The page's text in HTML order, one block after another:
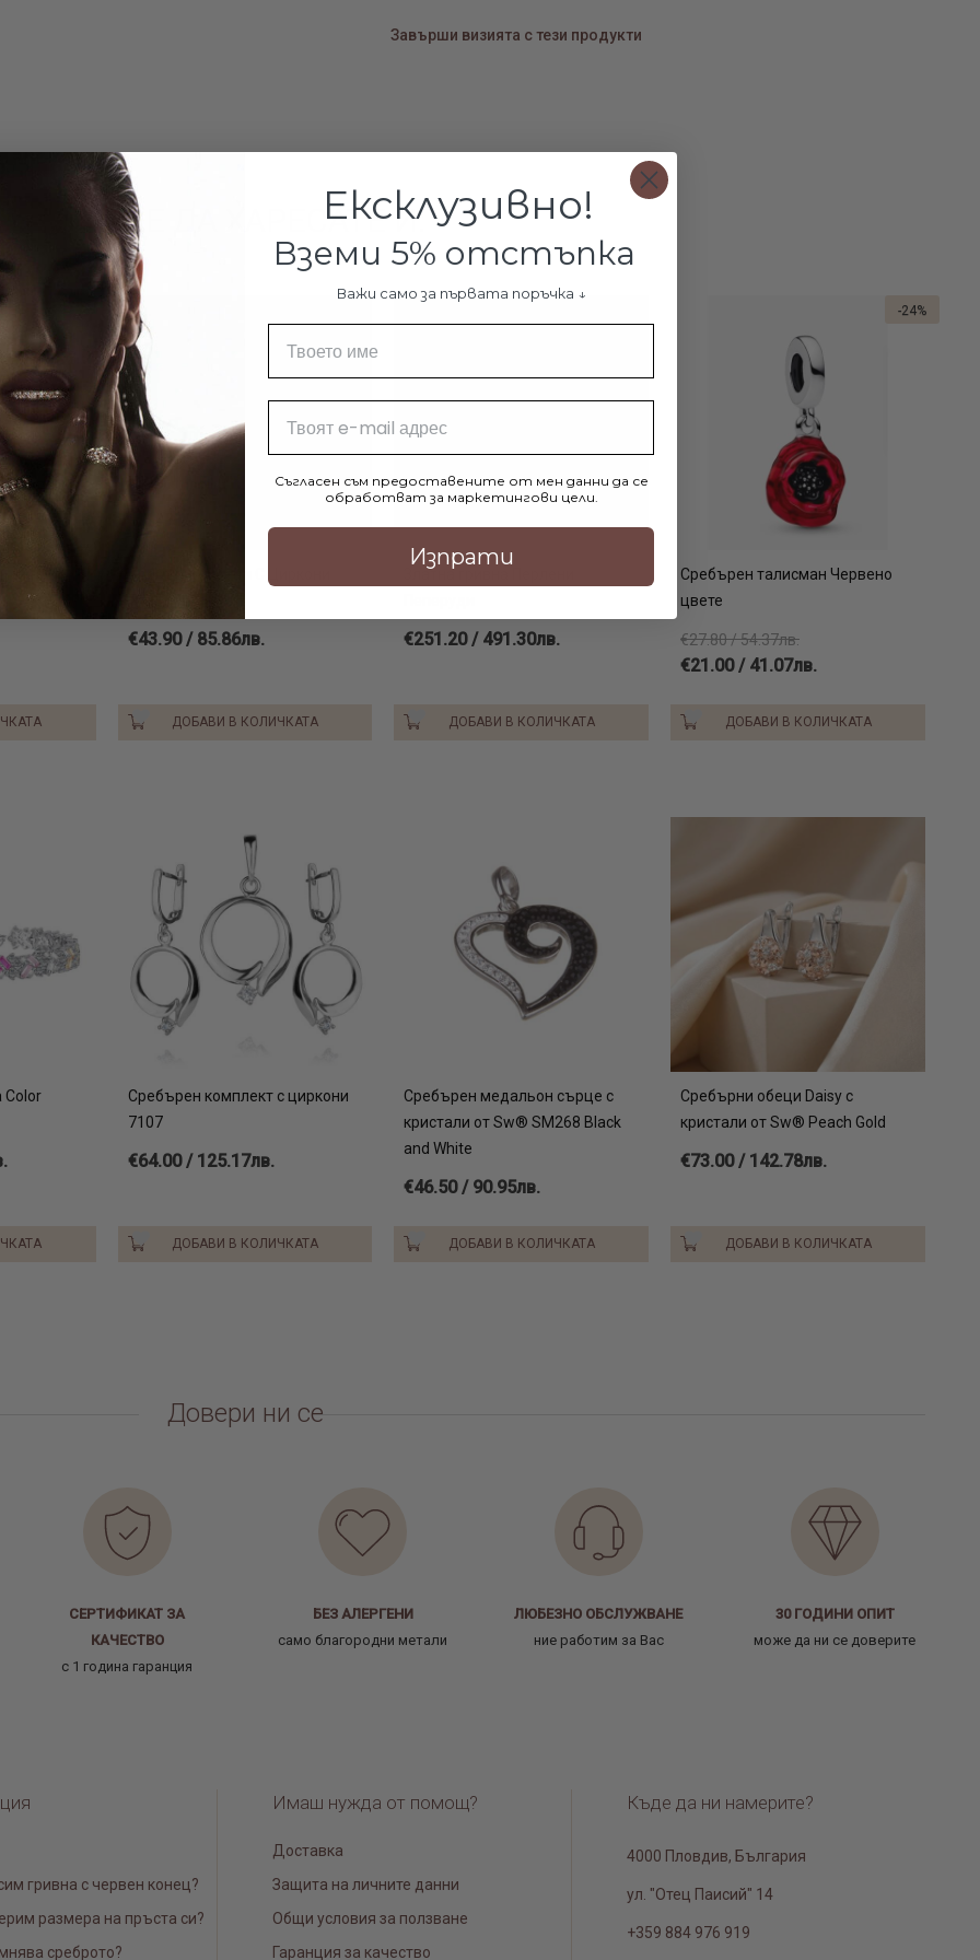
Завърши визията с тези продукти
МОЖЕ ДА ХАРЕСАТЕ И:
€43.90 / 85.86лв.
ДОБАВИ В КОЛИЧКАТА
Златна гривна Перлени
€251.20 / 491.30лв.
ДОБАВИ В КОЛИЧКАТА
Сребърен талисман Червено
цвете
€27.80 / 54.37лв.
€21.00 / 41.07лв.
ДОБАВИ В КОЛИЧКАТА
-24%
Color
Сребърен комплект с циркони
7107
€64.00 / 125.17лв.
ДОБАВИ В КОЛИЧКАТА
Сребърен медальон сърце с
кристали от Sw® SM268 Black
and White
€46.50 / 90.95лв.
ДОБАВИ В КОЛИЧКАТА
Сребърни обеци Daisy с
кристали от Sw® Peach Gold
€73.00 / 142.78лв.
ДОБАВИ В КОЛИЧКАТА
Довери ни се
СЕРТИФИКАТ ЗА
КАЧЕСТВО
с 1 година гаранция
БЕЗ АЛЕРГЕНИ
само благородни метали
ЛЮБЕЗНО ОБСЛУЖВАНЕ
ние работим за Вас
30 ГОДИНИ ОПИТ
може да ни се доверите
гривна с червен конец?
размера на пръста си?
среброто?
Имаш нужда от помощ?
Доставка
Защита на личните данни
Общи условия за ползване
Гаранция за качество
Къде да ни намерите?
4000 Пловдив, България
ул. "Отец Паисий" 14
+359 884 976 919
Ексклузивно!
Вземи 5% отстъпка
Важи само за първата поръчка ↓
Съгласен съм предоставените от мен данни да се
обработват за маркетингови цели.
Изпрати